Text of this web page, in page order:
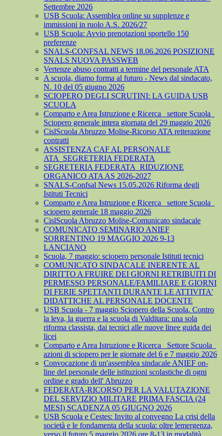
Settembre 2026
USB Scuola: Assemblea online su supplenze e
immissioni in ruolo A.S. 2026/27
USB Scuola: Avvio prenotazioni sportello 150
preferenze
SNALS-CONFSAL NEWS 18.06.2026 POSIZIONE
SNALS NUOVA PASSWEB
Vertenze abuso contratti a termine del personale ATA
A scuola, diamo forma al futuro - News dal sindacato,
N. 10 del 05 giugno 2026
SCIOPERO DEGLI SCRUTINI: LA GUIDA USB
SCUOLA
Comparto e Area Istruzione e Ricerca_ settore Scuola_
Sciopero generale intera giornata del 29 maggio 2026
CislScuola Abruzzo Molise-Ricorso ATA reiterazione
contratti
ASSISTENZA CAF AL PERSONALE
ATA_SEGRETERIA FEDERATA
SEGRETERIA FEDERATA_RIDUZIONE
ORGANICO ATA AS 2026-2027
SNALS-Confsal News 15.05.2026 Riforma degli
Istituti Tecnici
Comparto e Area Istruzione e Ricerca_ settore Scuola_
sciopero generale 18 maggio 2026
CislScuola Abruzzo Molise-Comunicato sindacale
COMUNICATO SEMINARIO ANIEF
SORRENTINO 19 MAGGIO 2026 9-13
LANCIANO
Scuola, 7 maggio: sciopero personale Istituti tecnici
COMUNICATO SINDACALE INERENTE AL
DIRITTO A FRUIRE DEI GIORNI RETRIBUITI DI
PERMESSO PERSONALE/FAMILIARE E GIORNI
DI FERIE SPETTANTI DURANTE LE ATTIVITA'
DIDATTICHE AL PERSONALE DOCENTE
USB Scuola - 7 maggio Sciopero della Scuola. Contro
la leva, la guerra e la scuola di Valditara: una sola
riforma classista, dai tecnici alle nuove linee guida dei
licei
Comparto e Area Istruzione e Ricerca_ Settore Scuola_
azioni di sciopero per le giornate del 6 e 7 maggio 2026
Convocazione di un'assemblea sindacale ANIEF on-
line del personale delle istituzioni scolastiche di ogni
ordine e grado dell' Abruzzo
FEDERATA-RICORSO PER LA VALUTAZIONE
DEL SERVIZIO MILITARE PRIMA FASCIA (24
MESI) SCADENZA 05 GIUGNO 2026
USB Scuola e Cestes: Invito al convegno La crisi della
società e le fondamenta della scuola: oltre lemergenza,